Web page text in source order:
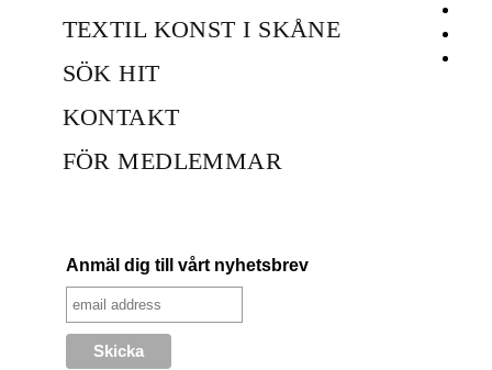
TEXTIL KONST I SKÅNE
SÖK HIT
KONTAKT
FÖR MEDLEMMAR
Anmäl dig till vårt nyhetsbrev